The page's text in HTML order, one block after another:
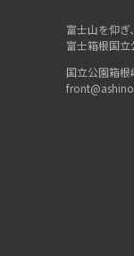
富士山を仰
富士箱根国
国立公園箱